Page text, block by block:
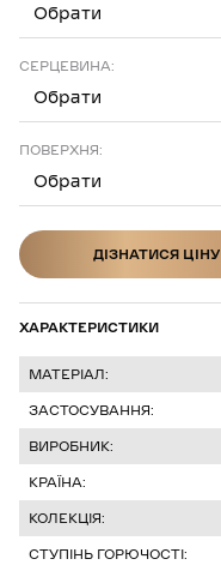
Обрати
СЕРЦЕВИНА:
Обрати
ПОВЕРХНЯ:
Обрати
ДІЗНАТИСЯ ЦІНУ
ХАРАКТЕРИСТИКИ
МАТЕРІАЛ:
ЗАСТОСУВАННЯ:
ВИРОБНИК:
КРАЇНА:
КОЛЕКЦІЯ:
СТУПІНЬ ГОРЮЧОСТІ: